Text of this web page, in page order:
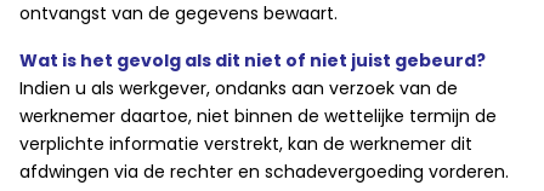
ontvangst van de gegevens bewaart.
Wat is het gevolg als dit niet of niet juist gebeurd?
Indien u als werkgever, ondanks aan verzoek van de
werknemer daartoe, niet binnen de wettelijke termijn de
verplichte informatie verstrekt, kan de werknemer dit
afdwingen via de rechter en schadevergoeding vorderen.